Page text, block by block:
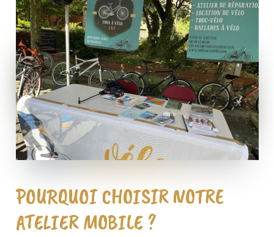
POURQUOI CHOISIR NOTRE
ATELIER MOBILE ?